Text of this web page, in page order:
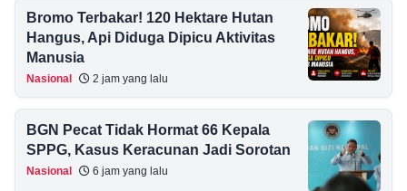
Bromo Terbakar! 120 Hektare Hutan
Hangus, Api Diduga Dipicu Aktivitas
Manusia
Nasional 2 jam yang lalu
BGN Pecat Tidak Hormat 66 Kepala
SPPG, Kasus Keracunan Jadi Sorotan
Nasional 6 jam yang lalu